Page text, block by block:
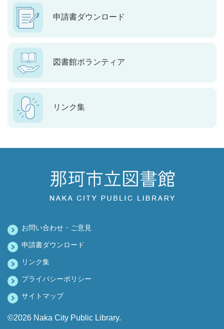
申請書ダウンロード
図書館ボランティア
リンク集
お問い合わせ・ご意見
申請書ダウンロード
リンク集
プライバシーポリシー
サイトマップ
©2026 Naka City Public Library.